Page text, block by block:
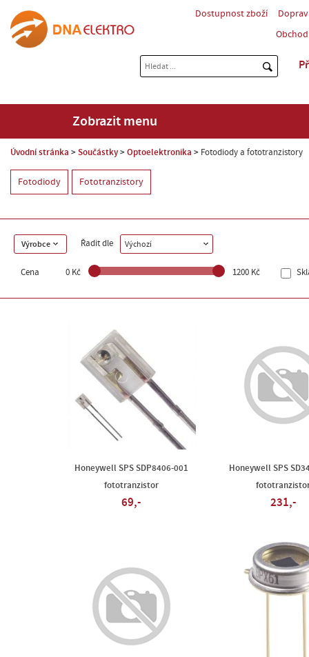
Dostupnost zboží
Zobrazit menu
Úvodní stránka Součástky Optoelektronika Fotodiody a fototranzistory
Fotodiody Fototranzistory
Výrobce Řadit dle Výchozí
Cena 0 Kč 1200 Kč
Honeywell SPS SDP8406-001
fototranzistor
69,-
Honeywell SPS
231,-